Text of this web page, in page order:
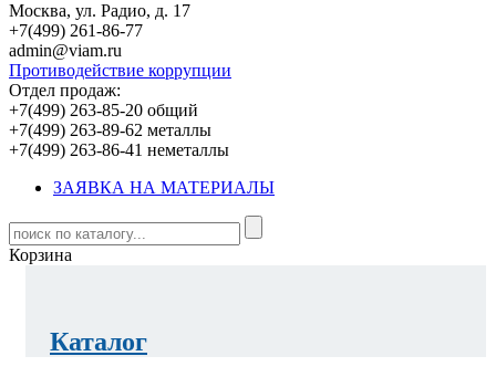
Москва, ул. Радио, д. 17
+7(499) 261-86-77
admin@viam.ru
Противодействие коррупции
Отдел продаж:
+7(499) 263-85-20 общий
+7(499) 263-89-62 металлы
+7(499) 263-86-41 неметаллы
ЗАЯВКА НА МАТЕРИАЛЫ
Корзина
Каталог